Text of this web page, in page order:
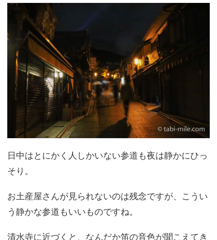
日中はとにかく人しかいない参道も夜は静かにひっ
そり。
お土産屋さんが見られないのは残念ですが、こうい
う静かな参道もいいものですね。
清水寺に近づくと、なんだか笛の音色が聞こえてき